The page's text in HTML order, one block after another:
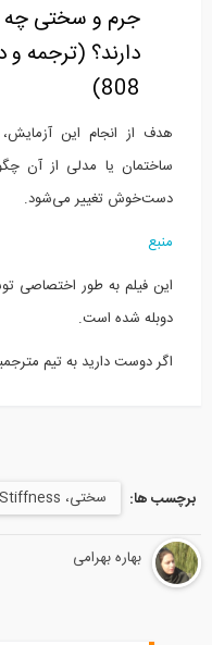
06:22
03:52
18
15:40
جرم و سختی چه
دارند؟
808)
هدف از انجام این
ساختمان یا مدلی از آن
دست‌خوش تغییر می‌شود.
منبع
دوبله شده است.
اگر دوست دارید به تیم مترجمین ۸۰۸ بپیوندید،
برچسب ها: سختی، Stiffness
بهاره بهرامی